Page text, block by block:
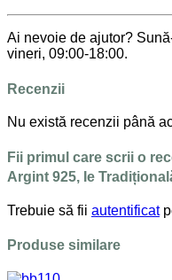
Ai nevoie de ajutor?
vineri, 09:00-18:00.
Recenzii
Nu există recenzii până
Fii primul care scrii o
Argint 925, Ie
Trebuie să fii autentificat
Produse similare